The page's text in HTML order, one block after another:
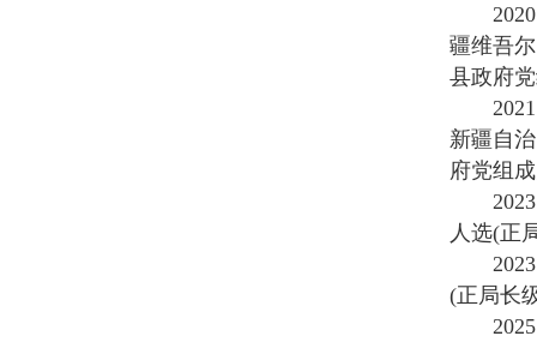
疆维吾
县政府
新疆自
府党组
人选(正
(正局长